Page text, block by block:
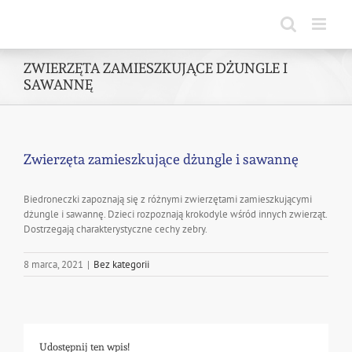
ZWIERZĘTA ZAMIESZKUJĄCE DŻUNGLE I
SAWANNĘ
Zwierzęta zamieszkujące dżungle i sawannę
Biedroneczki zapoznają się z różnymi zwierzętami zamieszkującymi
dżungle i sawannę. Dzieci rozpoznają krokodyle wśród innych zwierząt.
Dostrzegają charakterystyczne cechy zebry.
8 marca, 2021 | Bez kategorii
Udostępnij ten wpis!